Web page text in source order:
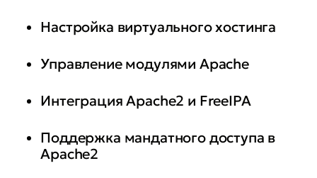
Настройка виртуального хостинга
Управление модулями Apache
Интеграция Apache2 и FreeIPA
Поддержка мандатного доступа в
Apache2